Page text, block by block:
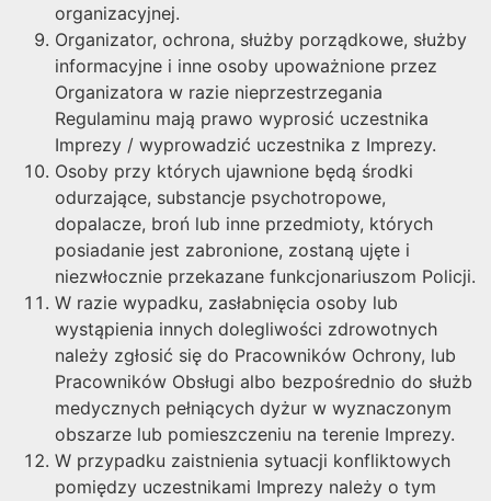
organizacyjnej.
Organizator, ochrona, służby porządkowe, służby
informacyjne i inne osoby upoważnione przez
Organizatora w razie nieprzestrzegania
Regulaminu mają prawo wyprosić uczestnika
Imprezy / wyprowadzić uczestnika z Imprezy.
Osoby przy których ujawnione będą środki
odurzające, substancje psychotropowe,
dopalacze, broń lub inne przedmioty, których
posiadanie jest zabronione, zostaną ujęte i
niezwłocznie przekazane funkcjonariuszom Policji.
W razie wypadku, zasłabnięcia osoby lub
wystąpienia innych dolegliwości zdrowotnych
należy zgłosić się do Pracowników Ochrony, lub
Pracowników Obsługi albo bezpośrednio do służb
medycznych pełniących dyżur w wyznaczonym
obszarze lub pomieszczeniu na terenie Imprezy.
W przypadku zaistnienia sytuacji konfliktowych
pomiędzy uczestnikami Imprezy należy o tym